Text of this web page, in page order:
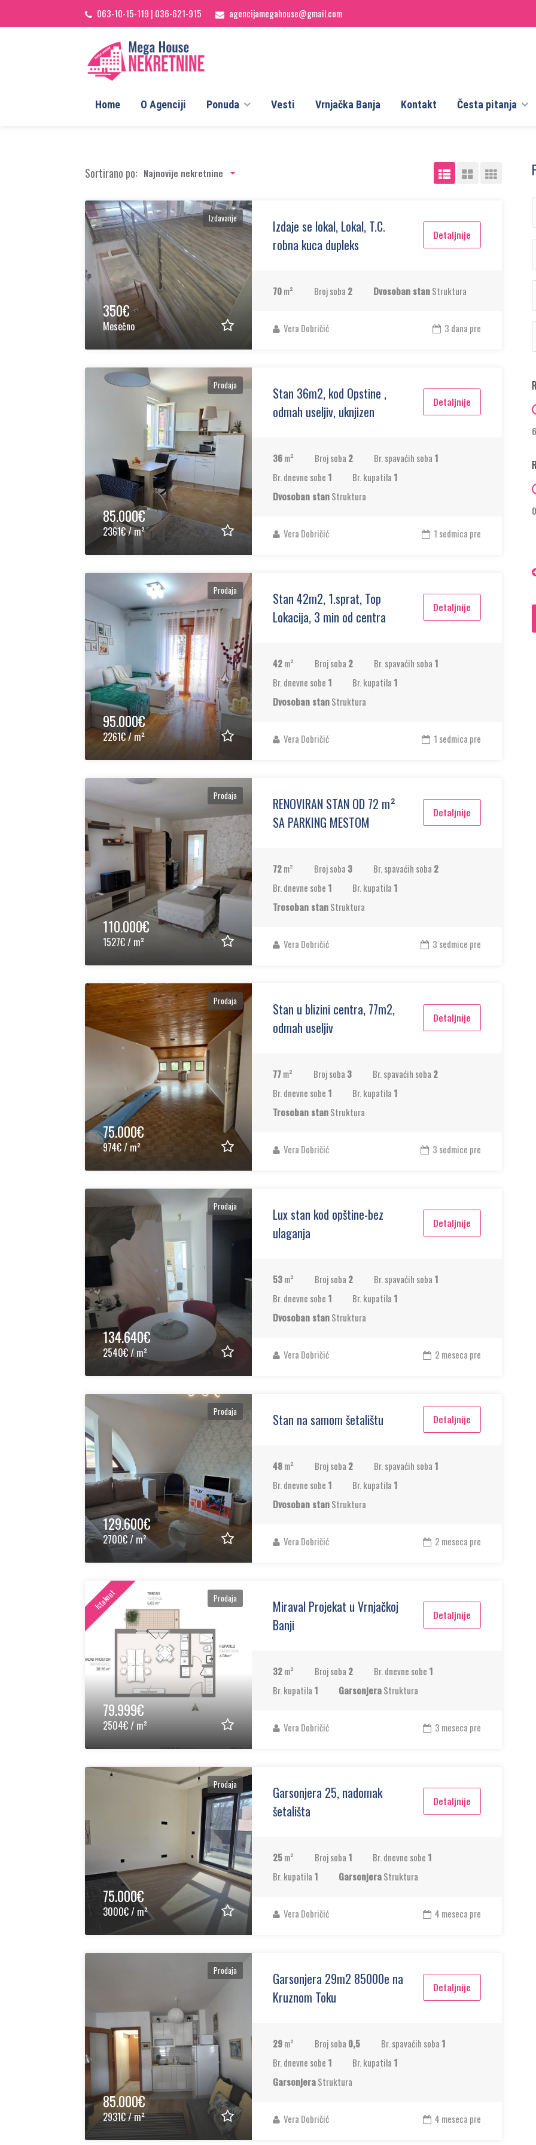
063-10-15-119 | 036-621-915 agencijamegahouse@gmail.com
Home O Agenciji Ponuda Vesti Vrnjačka Banja Kontakt Česta pitanja
Sortirano po: Najnovije nekretnine
Izdavanje
350€
Mesečno
Izdaje se lokal, Lokal, T.C.
robna kuca dupleks
Detaljnije
70m² Broj soba 2 Dvosoban stanStruktura
Vera Dobričić 3 dana pre
Prodaja
85.000€
2361€ / m²
Stan 36m2, kod Opstine ,
odmah useljiv, uknjizen
Detaljnije
36m² Broj soba 2 Br. spavaćih soba 1
Br. dnevne sobe 1 Br. kupatila 1
Dvosoban stanStruktura
Vera Dobričić 1 sedmica pre
Prodaja
95.000€
2261€ / m²
Stan 42m2, 1.sprat, Top
Lokacija, 3 min od centra
Detaljnije
42m² Broj soba 2 Br. spavaćih soba 1
Br. dnevne sobe 1 Br. kupatila 1
Dvosoban stanStruktura
Vera Dobričić 1 sedmica pre
Prodaja
110.000€
1527€ / m²
RENOVIRAN STAN OD 72 m²
SA PARKING MESTOM
Detaljnije
72m² Broj soba 3 Br. spavaćih soba 2
Br. dnevne sobe 1 Br. kupatila 1
Trosoban stanStruktura
Vera Dobričić 3 sedmice pre
Prodaja
75.000€
974€ / m²
Stan u blizini centra, 77m2,
odmah useljiv
Detaljnije
77m² Broj soba 3 Br. spavaćih soba 2
Br. dnevne sobe 1 Br. kupatila 1
Trosoban stanStruktura
Vera Dobričić 3 sedmice pre
Prodaja
134.640€
2540€ / m²
Lux stan kod opštine-bez
ulaganja
Detaljnije
53m² Broj soba 2 Br. spavaćih soba 1
Br. dnevne sobe 1 Br. kupatila 1
Dvosoban stanStruktura
Vera Dobričić 2 meseca pre
Prodaja
129.600€
2700€ / m²
Stan na samom šetalištu Detaljnije
48m² Broj soba 2 Br. spavaćih soba 1
Br. dnevne sobe 1 Br. kupatila 1
Dvosoban stanStruktura
Vera Dobričić 2 meseca pre
Istaknut Prodaja
79.999€
2504€ / m²
Miraval Projekat u Vrnjačkoj
Banji
Detaljnije
32m² Broj soba 2 Br. dnevne sobe 1
Br. kupatila 1 GarsonjeraStruktura
Vera Dobričić 3 meseca pre
Prodaja
75.000€
3000€ / m²
Garsonjera 25, nadomak
šetališta
Detaljnije
25m² Broj soba 1 Br. dnevne sobe 1
Br. kupatila 1 GarsonjeraStruktura
Vera Dobričić 4 meseca pre
Prodaja
85.000€
2931€ / m²
Garsonjera 29m2 85000e na
Kruznom Toku
Detaljnije
29m² Broj soba 0,5 Br. spavaćih soba 1
Br. dnevne sobe 1 Br. kupatila 1
GarsonjeraStruktura
Vera Dobričić 4 meseca pre